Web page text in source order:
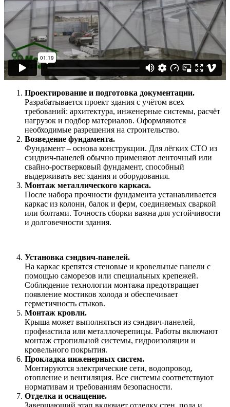
Проектирование и подготовка документации.
Разрабатывается проект здания с учётом всех
требований: архитектура, инженерные системы, расчёт
нагрузок и подбор материалов. Оформляются
необходимые разрешения на строительство.
Возведение фундамента.
Фундамент – основа конструкции. Для лёгких СТО из
сэндвич-панелей обычно применяют ленточный или
свайно-ростверковый фундамент, способный
выдерживать вес здания и оборудования.
Монтаж металлического каркаса.
После набора прочности фундамента устанавливается
каркас из колонн, балок и ферм, соединяемых сваркой
или болтами. Точность сборки важна для устойчивости
и долговечности здания.
Установка сэндвич-панелей.
На каркас крепятся стеновые и кровельные панели с
помощью саморезов или специальных крепежей.
Соблюдение технологии монтажа предотвращает
появление мостиков холода и обеспечивает
герметичность стыков.
Монтаж кровли.
Крыша может выполняться из сэндвич-панелей,
профнастила или металлочерепицы. Работы включают
монтаж стропильной системы, гидроизоляции и
кровельного покрытия.
Прокладка инженерных систем.
Монтируются электрические сети, водопровод,
отопление и вентиляция. Все системы соответствуют
нормативам и требованиям безопасности.
Отделка и оснащение.